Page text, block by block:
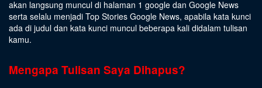
akan langsung muncul di halaman 1 google dan Google News
serta selalu menjadi Top Stories Google News, apabila kata kunci
ada di judul dan kata kunci muncul beberapa kali didalam tulisan
kamu.
Mengapa Tulisan Saya Dihapus?